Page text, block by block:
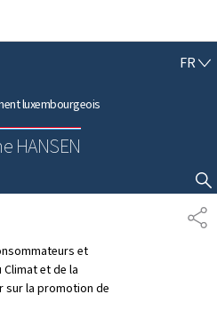
principal
contenu
luxembourgeois
HANSEN
FRF
I
SAFFICHER / MASQUER LA RECHERCHE
P
A
et
et de la
sur la promotion de